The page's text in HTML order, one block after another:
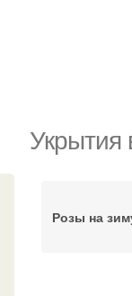
Укрытия
Розы на